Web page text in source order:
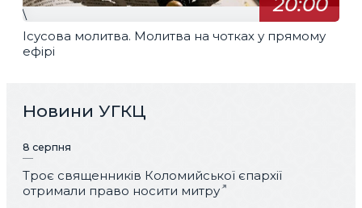
\
Ісусова молитва. Молитва на чотках у прямому
ефірі
Новини УГКЦ
8 серпня
Троє священників Коломийської єпархії
отримали право носити митру